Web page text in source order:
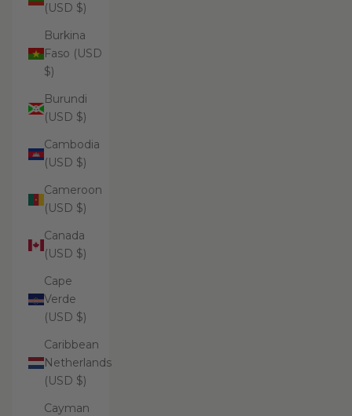
(USD $)
Burkina
Faso (USD
$)
Burundi
(USD $)
Cambodia
(USD $)
Cameroon
(USD $)
Canada
(USD $)
Cape
Verde
(USD $)
Caribbean
Netherlands
(USD $)
Cayman